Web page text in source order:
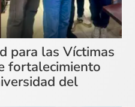
para las Víctimas
fortalecimiento
del